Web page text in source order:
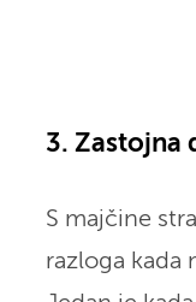
3. Zastojna
S majčine
razloga kada